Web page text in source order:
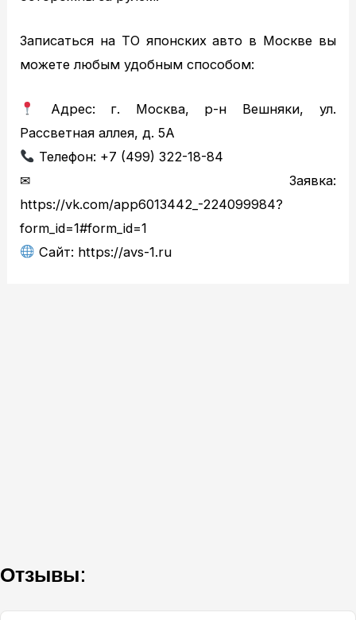
Записаться на ТО японских авто в Москве вы
можете любым удобным способом:
Адрес: г. Москва, р-н Вешняки, ул.
Рассветная аллея, д. 5А
Телефон: +7 (499) 322-18-84
✉ Заявка:
https://vk.com/app6013442_-224099984?
form_id=1#form_id=1
Сайт: https://avs-1.ru
Отзывы: